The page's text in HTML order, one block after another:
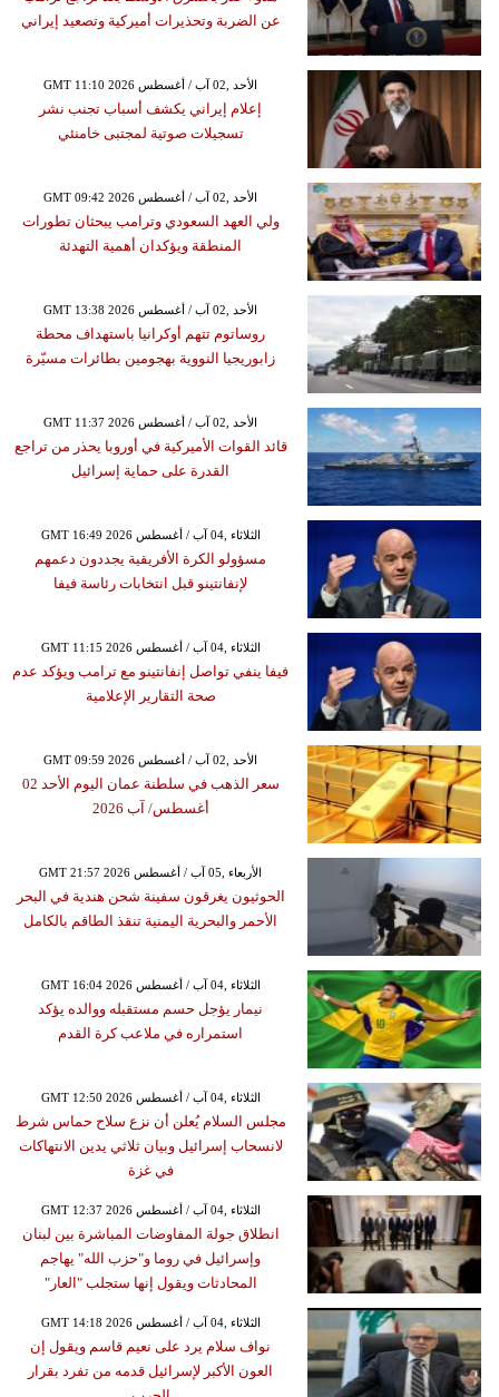
عن الضربة وتحذيرات أميركية وتصعيد إيراني
GMT 11:10 2026 الأحد ,02 آب / أغسطس
إعلام إيراني يكشف أسباب تجنب نشر
تسجيلات صوتية لمجتبى خامنئي
GMT 09:42 2026 الأحد ,02 آب / أغسطس
ولي العهد السعودي وترامب يبحثان تطورات
المنطقة ويؤكدان أهمية التهدئة
GMT 13:38 2026 الأحد ,02 آب / أغسطس
روساتوم تتهم أوكرانيا باستهداف محطة
زابوريجيا النووية بهجومين بطائرات مسيّرة
GMT 11:37 2026 الأحد ,02 آب / أغسطس
قائد القوات الأميركية في أوروبا يحذر من تراجع
القدرة على حماية إسرائيل
GMT 16:49 2026 الثلاثاء ,04 آب / أغسطس
مسؤولو الكرة الأفريقية يجددون دعمهم
لإنفانتينو قبل انتخابات رئاسة فيفا
GMT 11:15 2026 الثلاثاء ,04 آب / أغسطس
فيفا ينفي تواصل إنفانتينو مع ترامب ويؤكد عدم
صحة التقارير الإعلامية
GMT 09:59 2026 الأحد ,02 آب / أغسطس
سعر الذهب في سلطنة عمان اليوم الأحد 02
أغسطس/ آب 2026
GMT 21:57 2026 الأربعاء ,05 آب / أغسطس
الحوثيون يغرقون سفينة شحن هندية في البحر
الأحمر والبحرية اليمنية تنقذ الطاقم بالكامل
GMT 16:04 2026 الثلاثاء ,04 آب / أغسطس
نيمار يؤجل حسم مستقبله ووالده يؤكد
استمراره في ملاعب كرة القدم
GMT 12:50 2026 الثلاثاء ,04 آب / أغسطس
مجلس السلام يُعلن أن نزع سلاح حماس شرط
لانسحاب إسرائيل وبيان ثلاثي يدين الانتهاكات
في غزة
GMT 12:37 2026 الثلاثاء ,04 آب / أغسطس
انطلاق جولة المفاوضات المباشرة بين لبنان
وإسرائيل في روما و"حزب الله" يهاجم
المحادثات ويقول إنها ستجلب "العار"
GMT 14:18 2026 الثلاثاء ,04 آب / أغسطس
نواف سلام يرد على نعيم قاسم ويقول إن
العون الأكبر لإسرائيل قدمه من تفرد بقرار